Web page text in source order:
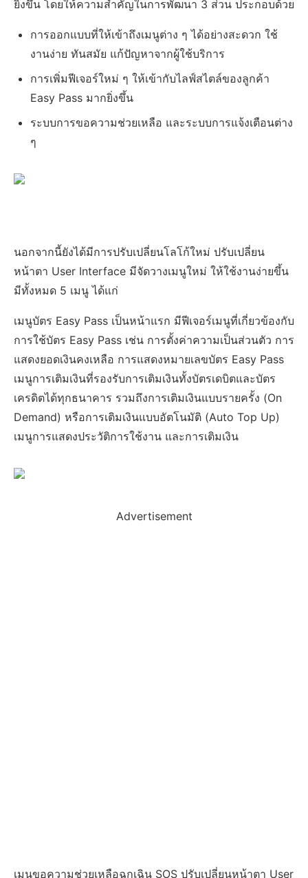
ยิ่งขึ้น โดยให้ความสำคัญในการพัฒนา 3 ส่วน ประกอบด้วย
การออกแบบที่ให้เข้าถึงเมนูต่าง ๆ ได้อย่างสะดวก ใช้
งานง่าย ทันสมัย แก้ปัญหาจากผู้ใช้บริการ
การเพิ่มฟีเจอร์ใหม่ ๆ ให้เข้ากับไลฟ์สไตล์ของลูกค้า
Easy Pass มากยิ่งขึ้น
ระบบการขอความช่วยเหลือ และระบบการแจ้งเตือนต่าง
ๆ
นอกจากนี้ยังได้มีการปรับเปลี่ยนโลโก้ใหม่ ปรับเปลี่ยน
หน้าตา User Interface มีจัดวางเมนูใหม่ ให้ใช้งานง่ายขึ้น
มีทั้งหมด 5 เมนู ได้แก่
เมนูบัตร Easy Pass เป็นหน้าแรก มีฟีเจอร์เมนูที่เกี่ยวข้องกับ
การใช้บัตร Easy Pass เช่น การตั้งค่าความเป็นส่วนตัว การ
แสดงยอดเงินคงเหลือ การแสดงหมายเลขบัตร Easy Pass
เมนูการเติมเงินที่รองรับการเติมเงินทั้งบัตรเดบิตและบัตร
เครดิตได้ทุกธนาคาร รวมถึงการเติมเงินแบบรายครั้ง (On
Demand) หรือการเติมเงินแบบอัตโนมัติ (Auto Top Up)
เมนูการแสดงประวัติการใช้งาน และการเติมเงิน
Advertisement
เมนูขอความช่วยเหลือฉุกเฉิน SOS ปรับเปลี่ยนหน้าตา User